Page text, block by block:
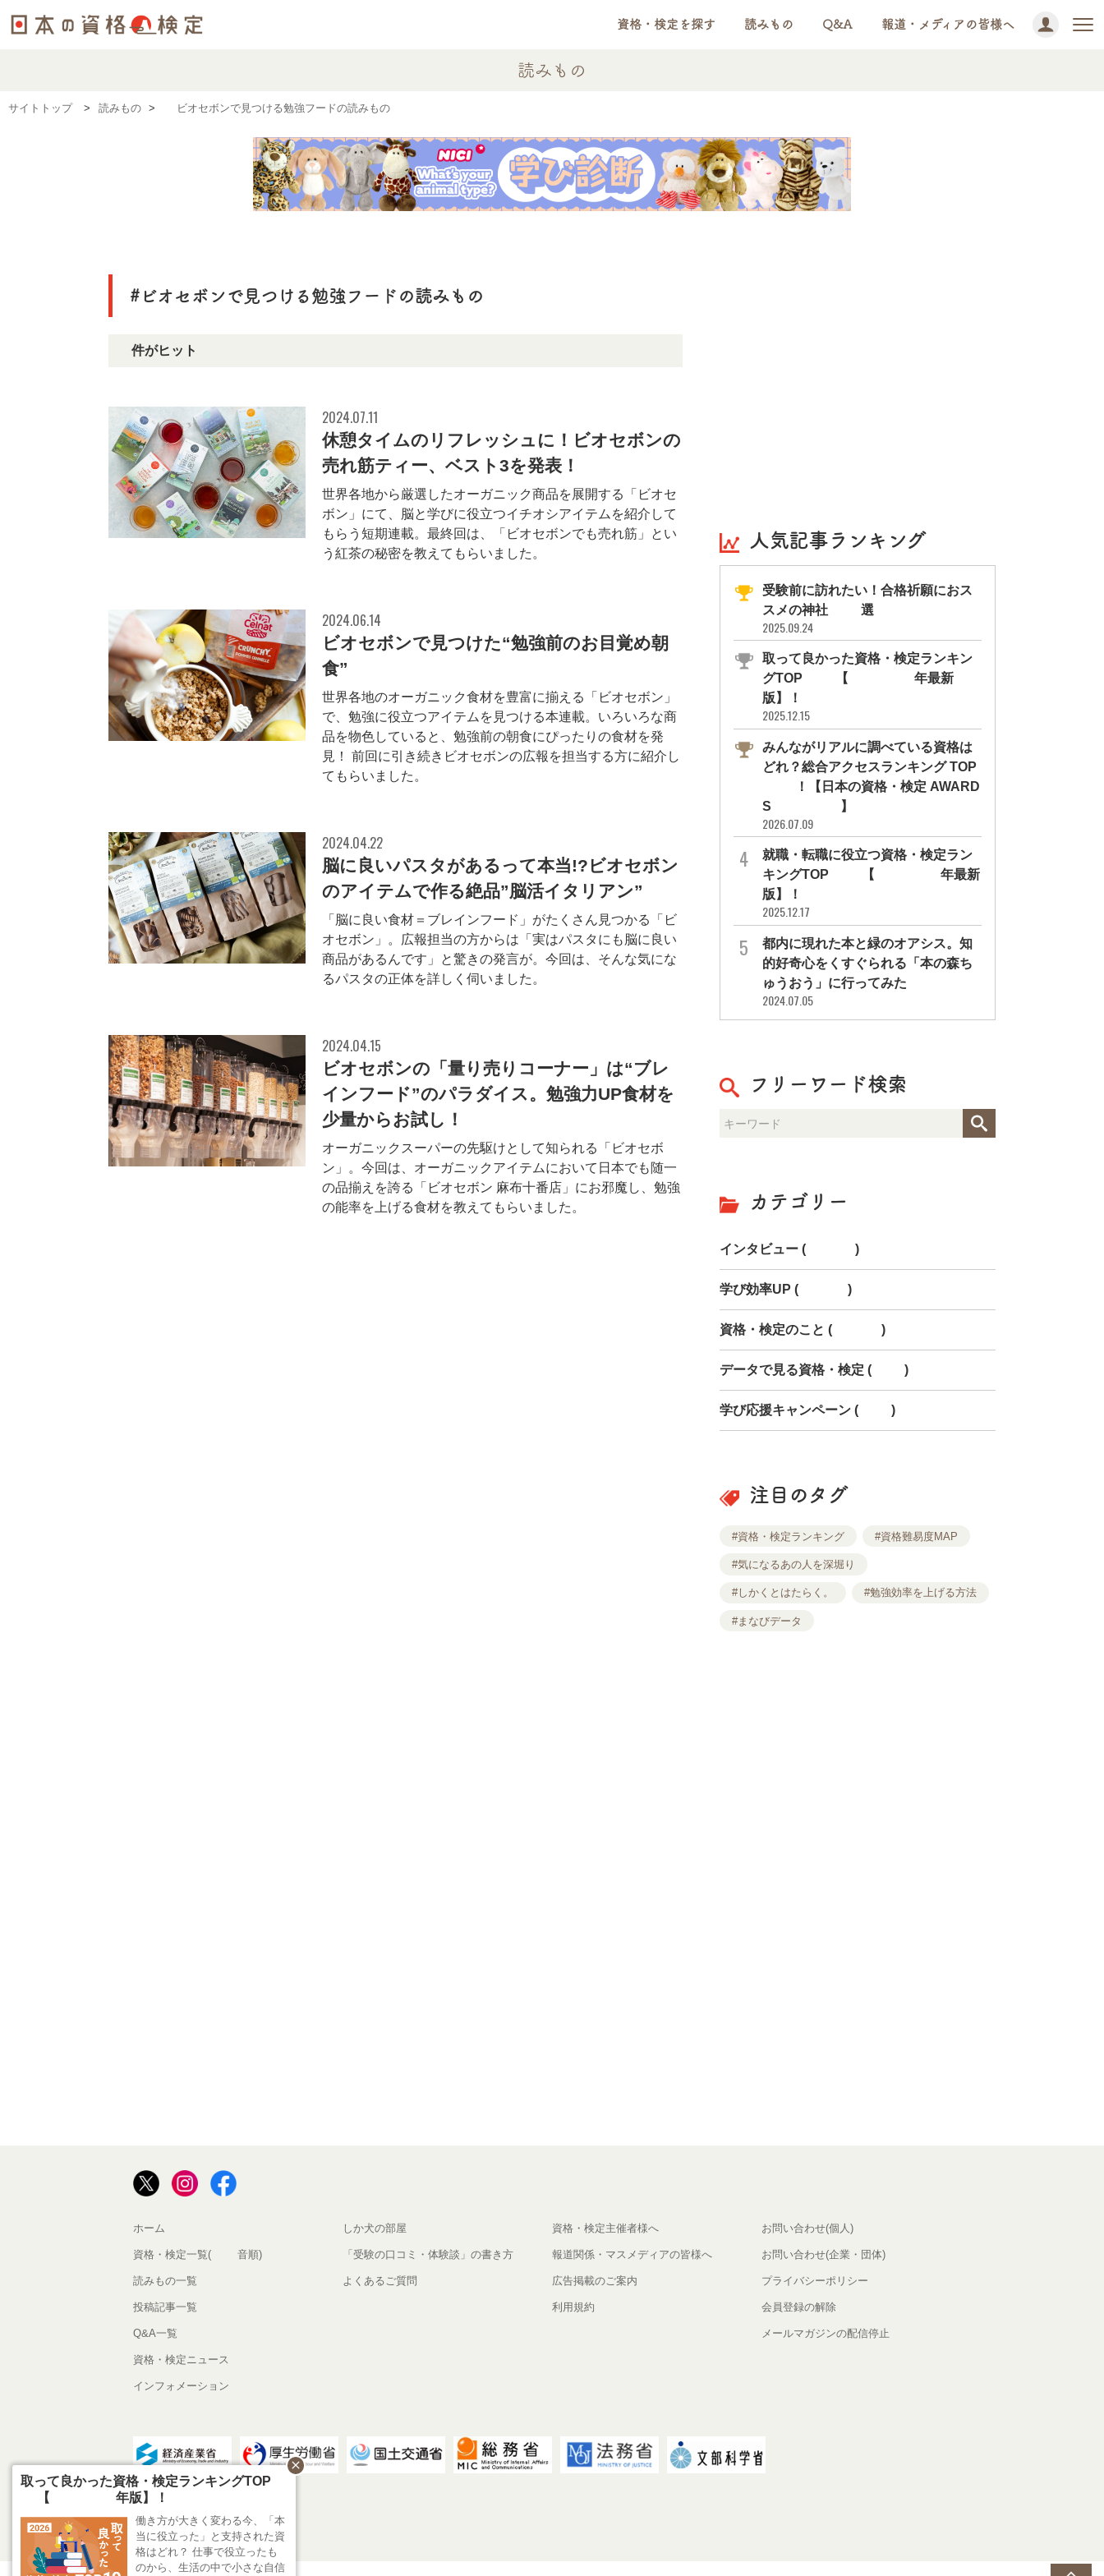
資格・検定を探す 読みもの Q&A 報道・メディアの皆様へ
読みもの
サイトトップ 読みもの #ビオセボンで見つける勉強フードの読みもの
#ビオセボンで見つける勉強フードの読みもの
4件がヒット
2024.07.11
休憩タイムのリフレッシュに！ビオセボンの
売れ筋ティー、ベスト3を発表！
世界各地から厳選したオーガニック商品を展開する「ビオセ
ボン」にて、脳と学びに役立つイチオシアイテムを紹介して
もらう短期連載。最終回は、「ビオセボンでも売れ筋」とい
う紅茶の秘密を教えてもらいました。
2024.06.14
ビオセボンで見つけた“勉強前のお目覚め朝
食”
世界各地のオーガニック食材を豊富に揃える「ビオセボン」
で、勉強に役立つアイテムを見つける本連載。いろいろな商
品を物色していると、勉強前の朝食にぴったりの食材を発
見！ 前回に引き続きビオセボンの広報を担当する方に紹介し
てもらいました。
2024.04.22
脳に良いパスタがあるって本当!?ビオセボン
のアイテムで作る絶品”脳活イタリアン”
「脳に良い食材＝ブレインフード」がたくさん見つかる「ビ
オセボン」。広報担当の方からは「実はパスタにも脳に良い
商品があるんです」と驚きの発言が。今回は、そんな気にな
るパスタの正体を詳しく伺いました。
2024.04.15
ビオセボンの「量り売りコーナー」は“ブレ
インフード”のパラダイス。勉強力UP食材を
少量からお試し！
オーガニックスーパーの先駆けとして知られる「ビオセボ
ン」。今回は、オーガニックアイテムにおいて日本でも随一
の品揃えを誇る「ビオセボン 麻布十番店」にお邪魔し、勉強
の能率を上げる食材を教えてもらいました。
人気記事ランキング
受験前に訪れたい！合格祈願におス
スメの神社11選
2025.09.24
取って良かった資格・検定ランキン
グTOP10【2026年最新
版】！
2025.12.15
みんながリアルに調べている資格は
どれ？総合アクセスランキング TOP
10！【日本の資格・検定 AWARD
S 2026】
2026.07.09
就職・転職に役立つ資格・検定ラン
キングTOP30【2026年最新
版】！
2025.12.17
都内に現れた本と緑のオアシス。知
的好奇心をくすぐられる「本の森ち
ゅうおう」に行ってみた
2024.07.05
フリーワード検索
カテゴリー
インタビュー (154)
学び効率UP (268)
資格・検定のこと (150)
データで見る資格・検定 (85)
学び応援キャンペーン (78)
注目のタグ
#資格・検定ランキング #資格難易度MAP
#気になるあの人を深堀り
#しかくとはたらく。 #勉強効率を上げる方法
#まなびデータ
ホーム
資格・検定一覧(50音順)
読みもの一覧
投稿記事一覧
Q&A一覧
資格・検定ニュース
インフォメーション
しか犬の部屋
「受験の口コミ・体験談」の書き方
よくあるご質問
資格・検定主催者様へ
報道関係・マスメディアの皆様へ
広告掲載のご案内
利用規約
お問い合わせ(個人)
お問い合わせ(企業・団体)
プライバシーポリシー
会員登録の解除
メールマガジンの配信停止
取って良かった資格・検定ランキングTOP1
0【2026年版】！
働き方が大きく変わる今、「本
当に役立った」と支持された資
格はどれ？ 仕事で役立ったも
のから、生活の中で小さな自信
close